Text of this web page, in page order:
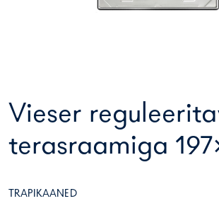
Vieser
terasraamiga
TRAPIKAANED